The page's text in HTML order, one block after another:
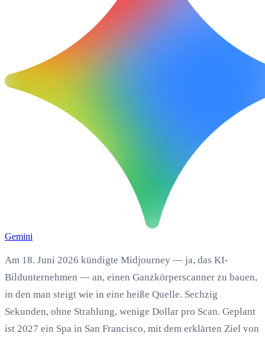
Gemini
Am 18. Juni 2026 kündigte Midjourney — ja, das KI-
Bildunternehmen — an, einen Ganzkörperscanner zu bauen,
in den man steigt wie in eine heiße Quelle. Sechzig
Sekunden, ohne Strahlung, wenige Dollar pro Scan. Geplant
ist 2027 ein Spa in San Francisco, mit dem erklärten Ziel von